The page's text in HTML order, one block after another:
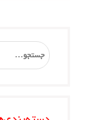
Search
for: